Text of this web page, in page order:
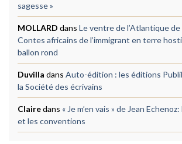
sagesse »
MOLLARD dans Le ventre de l’Atlantique
Contes africains de l’immigrant en terre
ballon rond
Duvilla dans Auto-édition : les éditions
la Société des écrivains
Clairedans « Je m’en vais » de Jean
et les conventions